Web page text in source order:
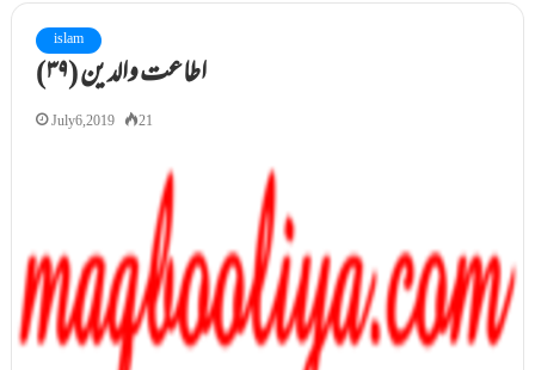
islam
(۳۹) اطاعت والدین
July 6, 2019 21